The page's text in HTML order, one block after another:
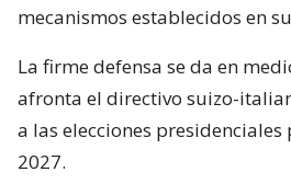
mecanismos establecidos en
La firme defensa se da en
afronta el directivo suizo-
a las elecciones
2027.